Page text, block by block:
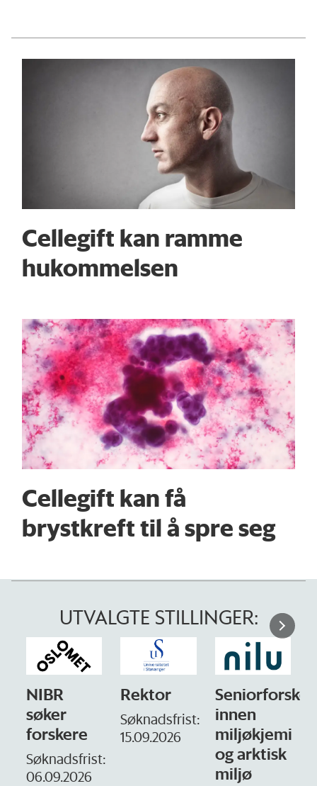
Cellegift kan ramme
hukommelsen
Cellegift kan få
brystkreft til å spre seg
UTVALGTE STILLINGER:
NIBR
søker
forskere
Søknadsfrist:
06.09.2026
Rektor
Søknadsfrist:
15.09.2026
Seniorforsker
innen
miljøkjemi
og arktisk
miljø